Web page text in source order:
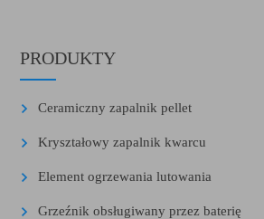
PRODUKTY
Ceramiczny zapalnik pellet
Kryształowy zapalnik kwarcu
Element ogrzewania lutowania
Grzeźnik obsługiwany przez baterię